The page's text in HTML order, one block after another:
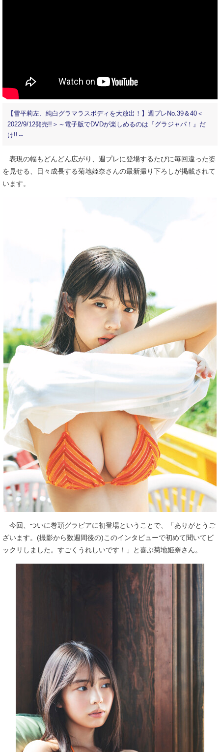
【雪平莉左、純白グラマラスボディを大放出！】週プレNo.39＆40＜
2022/9/12発売!!＞～電子版でDVDが楽しめるのは『グラジャパ！』だ
け!!～
表現の幅もどんどん広がり、週プレに登場するたびに毎回違った姿
を見せる、日々成長する菊地姫奈さんの最新撮り下ろしが掲載されて
います。
今回、ついに巻頭グラビアに初登場ということで、「ありがとうご
ざいます。(撮影から数週間後の)このインタビューで初めて聞いてビ
ックリしました。すごくうれしいです！」と喜ぶ菊地姫奈さん。